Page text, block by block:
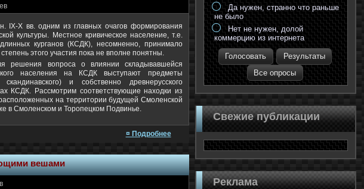
IX-X вв. одним из главных очагов формирования
культуры. Местное кривическое население, т.е.
курганов (КСДК), несомненно, принимало
этого участия пока не вполне понятны.
решения вопроса о влиянии складывавшейся
населения на КСДК выступают предметы
и собственно древнерусского
КСДК. Рассмотрим соответствующие находки из
на территории будущей Смоленской
в Смоленском и Торопецком Подвинье.
¤ Подробнее
вешами
Да нужен, странно что раньше
не было
Нет не нужен, долой
коммерцию из интернета
Голосовать
Результаты
Все опросы
Свежие публикации
Реклама